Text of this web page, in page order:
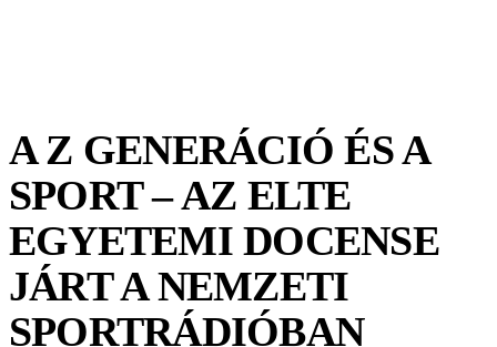
A Z GENERÁCIÓ ÉS A
SPORT – AZ ELTE
EGYETEMI DOCENSE
JÁRT A NEMZETI
SPORTRÁDIÓBAN